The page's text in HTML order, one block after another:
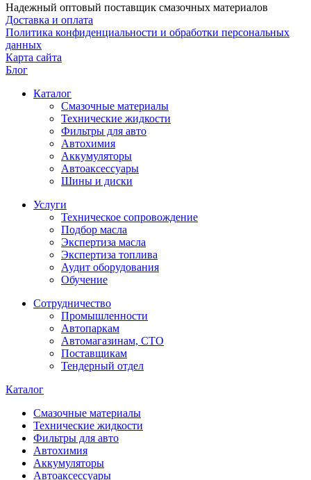
Надежный оптовый поставщик смазочных материалов
Доставка и оплата
Политика конфиденциальности и обработки персональных
данных
Карта сайта
Блог
Каталог
Смазочные материалы
Технические жидкости
Фильтры для авто
Автохимия
Аккумуляторы
Автоаксессуары
Шины и диски
Услуги
Техническое сопровождение
Подбор масла
Экспертиза масла
Экспертиза топлива
Аудит оборудования
Обучение
Сотрудничество
Промышленности
Автопаркам
Автомагазинам, СТО
Поставщикам
Тендерный отдел
Каталог
Смазочные материалы
Технические жидкости
Фильтры для авто
Автохимия
Аккумуляторы
Автоаксессуары